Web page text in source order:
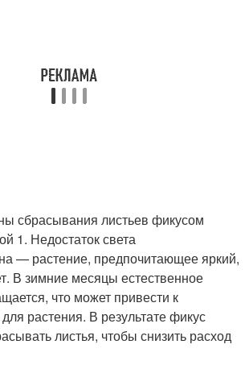
сбрасывания листьев фикусом
1. Недостаток света
— растение, предпочитающее яркий,
В зимние месяцы естественное
что может привести к
для растения. В результате фикус
листья, чтобы снизить расход